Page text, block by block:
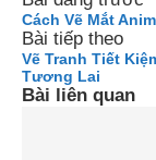
Cách Vẽ Mắt
Bài tiếp theo
Vẽ Tranh Tiết
Tương Lai
Bài liên quan